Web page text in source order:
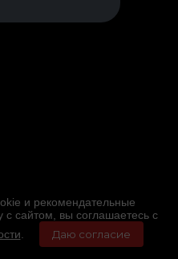
и рекомендательные
с сайтом, вы соглашаетесь с
Даю согласие